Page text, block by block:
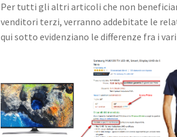
Per tutti gli altri articoli che non
venditori terzi, verranno addebitate le
qui sotto evidenziano le differenze fra i